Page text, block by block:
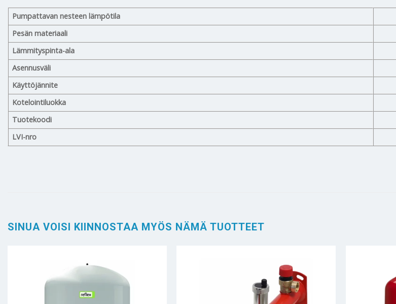
Pumpattavan nesteen lämpötila
Pesän materiaali
Lämmityspinta-ala
Asennusväli
Käyttöjännite
Kotelointiluokka
Tuotekoodi
LVI-nro
SINUA VOISI KIINNOSTAA MYÖS NÄMÄ TUOTTEET